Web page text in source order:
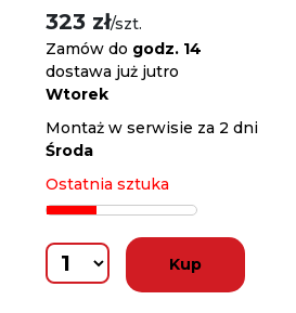
323 zł/szt.
Zamów do godz. 14
dostawa już jutro
Wtorek
Montaż w serwisie za 2 dni
Środa
Ostatnia sztuka
Kup